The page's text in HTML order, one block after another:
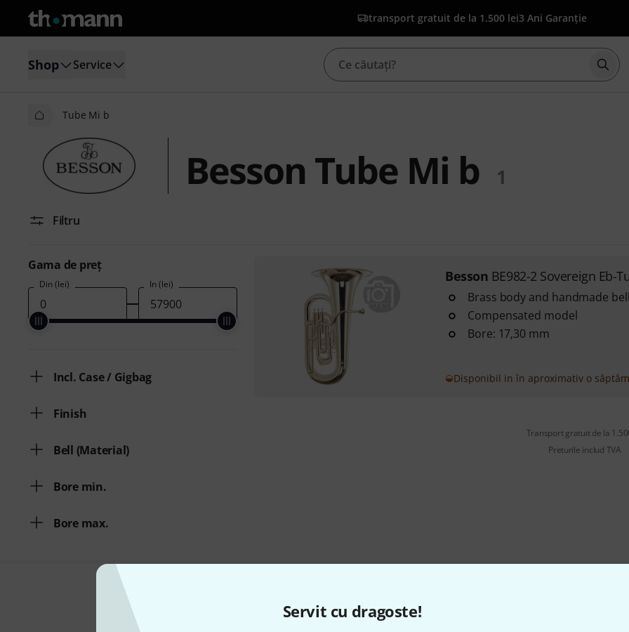
Servit cu dragoste!
transport gratuit de la 1.500 lei3 Ani Garanție
Shop Service
Tube Mi b
Besson Tube Mi b 1
Filtru
Gama de preţ
Din (lei) În (lei)
Incl. Case / Gigbag
Finish
Bell (Material)
Bore min.
Bore max.
Besson BE982-2 Sovereign Eb-
Brass body and handmade bell
Compensated model
Bore: 17,30 mm
Disponibil in în aproximativ o
Transport gratuit de la
Preturile includ TVA